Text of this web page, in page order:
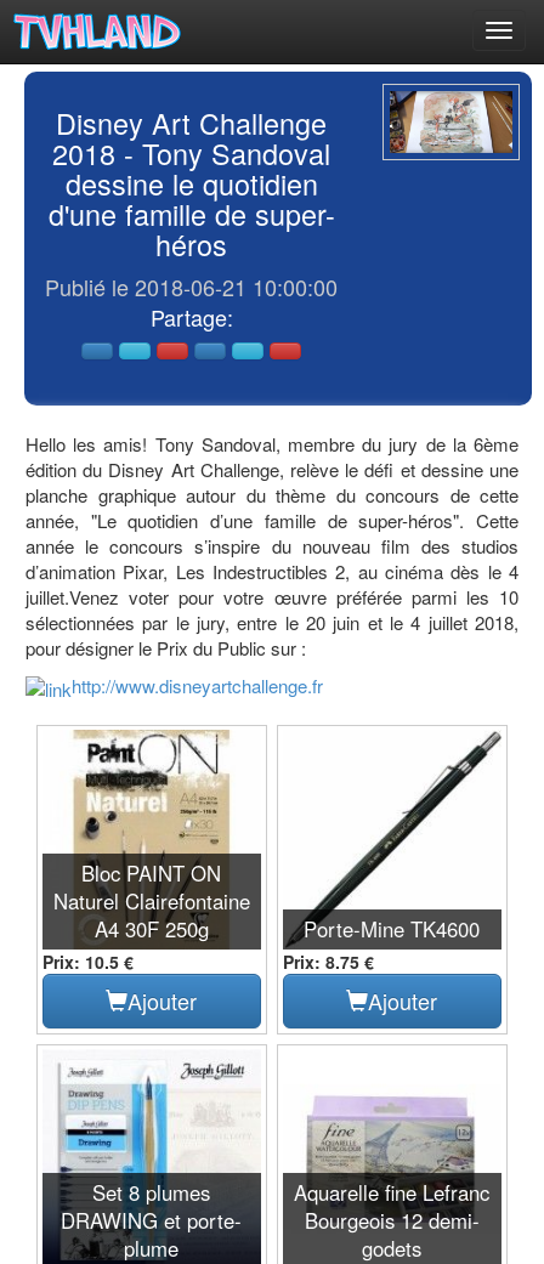
Disney Art Challenge
2018 - Tony Sandoval
dessine le quotidien
d'une famille de super-
héros
Publié le 2018-06-21 10:00:00
Partage:
Hello les amis! Tony Sandoval, membre du jury de la 6ème
édition du Disney Art Challenge, relève le défi et dessine une
planche graphique autour du thème du concours de cette
année, "Le quotidien d’une famille de super-héros". Cette
année le concours s’inspire du nouveau film des studios
d’animation Pixar, Les Indestructibles 2, au cinéma dès le 4
juillet.Venez voter pour votre œuvre préférée parmi les 10
sélectionnées par le jury, entre le 20 juin et le 4 juillet 2018,
pour désigner le Prix du Public sur :
http://www.disneyartchallenge.fr
Bloc PAINT ON
Naturel Clairefontaine
A4 30F 250g
Prix: 10.5 €
Ajouter
Porte-Mine TK4600
Prix: 8.75 €
Ajouter
Set 8 plumes
DRAWING et porte-
plume
Aquarelle fine Lefranc
Bourgeois 12 demi-
godets